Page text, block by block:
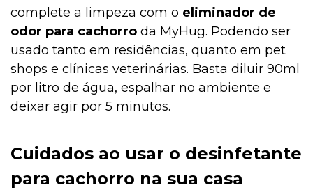
complete a limpeza com o eliminador de
odor para cachorro da MyHug. Podendo ser
usado tanto em residências, quanto em pet
shops e clínicas veterinárias. Basta diluir 90ml
por litro de água, espalhar no ambiente e
deixar agir por 5 minutos.
Cuidados ao usar o desinfetante
para cachorro na sua casa